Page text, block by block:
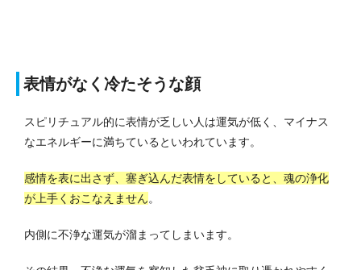
表情がなく冷たそうな顔
スピリチュアル的に表情が乏しい人は運気が低く、マイナス
なエネルギーに満ちているといわれています。
感情を表に出さず、塞ぎ込んだ表情をしていると、魂の浄化
が上手くおこなえません。
内側に不浄な運気が溜まってしまいます。